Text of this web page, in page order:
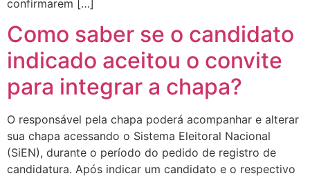
confirmarem […]
Como saber se o candidato
indicado aceitou o convite
para integrar a chapa?
O responsável pela chapa poderá acompanhar e alterar
sua chapa acessando o Sistema Eleitoral Nacional
(SiEN), durante o período do pedido de registro de
candidatura. Após indicar um candidato e o respectivo